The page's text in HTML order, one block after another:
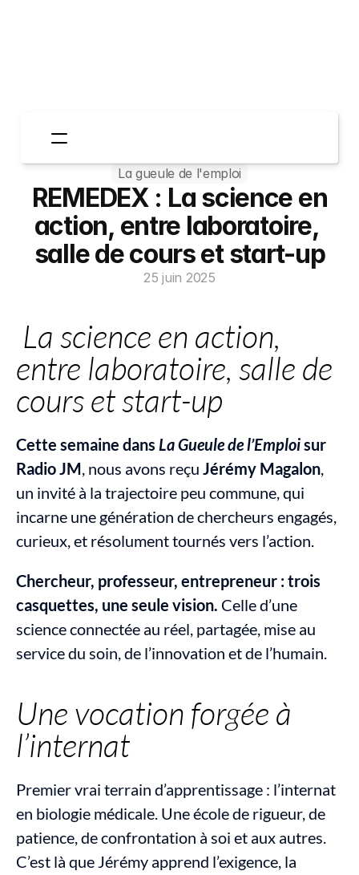
Espace Entreprises
Espace Candidats
Qui sommes-nous?
TheGoodStories
Contactez-nous
La gueule de l'emploi
action, entre laboratoire,
salle de cours et start-up
25 juin 2025
entre laboratoire, salle de
cours et start-up
Cette semaine dans La Gueule de l’Emploi sur
Radio JM, nous avons reçu Jérémy Magalon,
un invité à la trajectoire peu commune, qui
incarne une génération de chercheurs engagés,
curieux, et résolument tournés vers l’action.
Chercheur, professeur, entrepreneur : trois
casquettes, une seule vision. Celle d’une
science connectée au réel, partagée, mise au
service du soin, de l’innovation et de l’humain.
Une vocation forgée à
l’internat
Premier vrai terrain d’apprentissage : l’internat
en biologie médicale. Une école de rigueur, de
patience, de confrontation à soi et aux autres.
C’est là que Jérémy apprend l’exigence, la